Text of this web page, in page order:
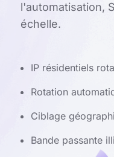
l'automatisation,
échelle.
IP résidentiels
Rotation
Ciblage
Bande passante